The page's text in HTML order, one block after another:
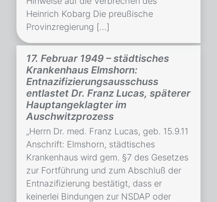
Heinrich Kobarg Die preußische
Provinzregierung […]
17. Februar 1949 – städtisches
Krankenhaus Elmshorn:
Entnazifizierungsausschuss
entlastet Dr. Franz Lucas, späterer
Hauptangeklagter im
Auschwitzprozess
„Herrn Dr. med. Franz Lucas, geb. 15.9.11
Anschrift: Elmshorn, städtisches
Krankenhaus wird gem. §7 des Gesetzes
zur Fortführung und zum Abschluß der
Entnazifizierung bestätigt, dass er
keinerlei Bindungen zur NSDAP oder